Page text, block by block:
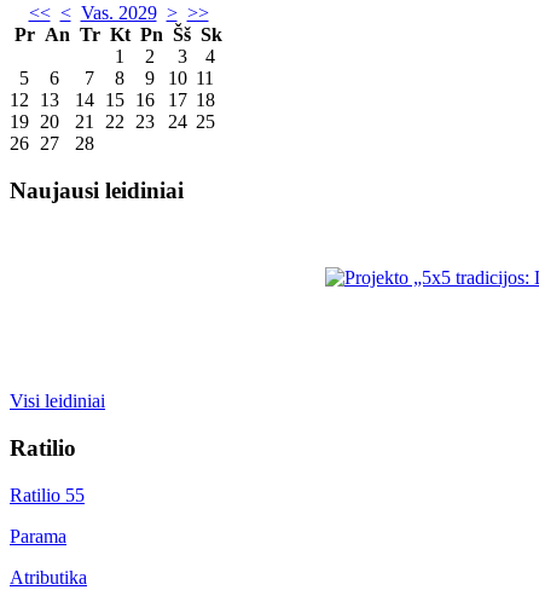
<< < Vas. 2029 > >>
Pr An Tr Kt Pn Šš Sk
1
2 3
4
5
6 7 8 9 10 11
12
13 14 15 16 17 18
19 20 21 22 23 24 25
26 27 28
Naujausi leidiniai
Visi leidiniai
Ratilio
Ratilio 55
Parama
Atributika